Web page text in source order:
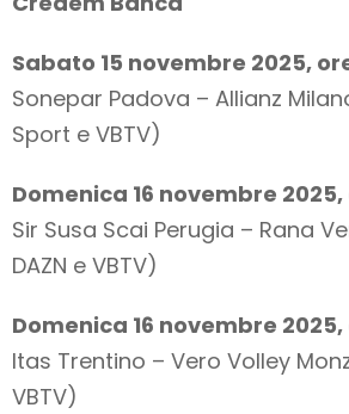
Sabato 15 novembre 2025,
Sonepar Padova – Allianz
Sport e VBTV)
Domenica 16 novembre 2025,
Sir Susa Scai Perugia – Rana
DAZN e VBTV)
Domenica 16 novembre 2025,
Itas Trentino – Vero Volley
VBTV)